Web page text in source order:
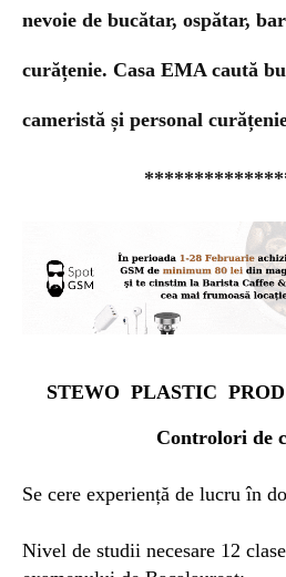
nevoie de bucătar, ospătar,
curățenie. Casa EMA caută
cameristă și personal
STEWO PLASTIC PROD
Controlori de
Se cere experiență de lucru în
Nivel de studii necesare 12